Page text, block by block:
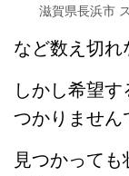
滋賀県長浜市
など数え切れ
しかし希望
つかりません
見つかって